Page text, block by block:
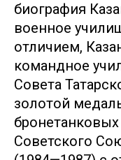
биография
военное
отличием,
командное
Совета
золотой
Советского